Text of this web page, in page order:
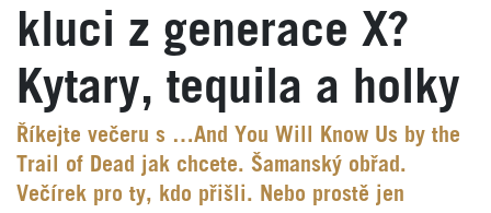
kluci z generace X?
Kytary, tequila a holky
Říkejte večeru s …And You Will Know Us by the
Trail of Dead jak chcete. Šamanský obřad.
Večírek pro ty, kdo přišli. Nebo prostě jen